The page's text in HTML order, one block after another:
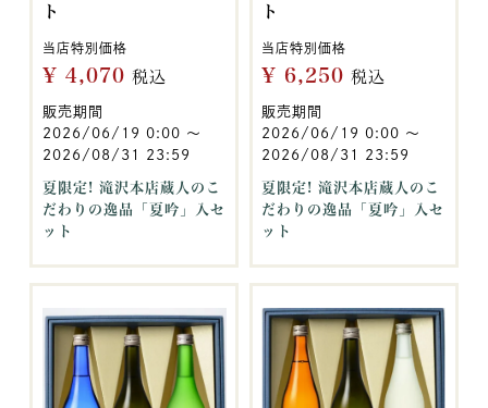
ト
当店特別価格
¥ 4,070 税込
販売期間
2026/06/19 0:00 〜
2026/08/31 23:59
夏限定! 滝沢本店蔵人のこ
だわりの逸品「夏吟」入セ
ット
ト
当店特別価格
¥ 6,250 税込
販売期間
2026/06/19 0:00 〜
2026/08/31 23:59
夏限定! 滝沢本店蔵人のこ
だわりの逸品「夏吟」入セ
ット